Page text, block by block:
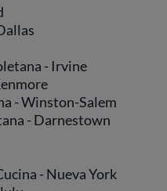
- Irvine
- Winston-Salem
- Darnestown
- Nueva York